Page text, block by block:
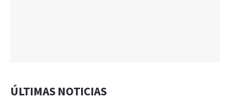
ÚLTIMAS NOTICIAS